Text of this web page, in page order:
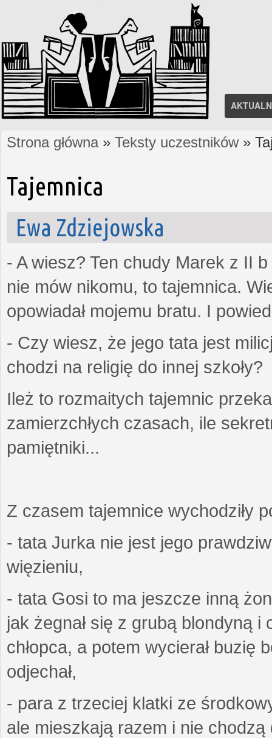
Jesteś tutaj
Strona główna» Teksty uczestników»
Tajemnica
Ewa Zdziejowska
- A wiesz? Ten chudy Marek z II
nie mów nikomu, to tajemnica.
opowiadał mojemu bratu. I
- Czy wiesz, że jego tata jest
chodzi na religię do innej szkoły?
Ileż to rozmaitych tajemnic
zamierzchłych czasach, ile
pamiętniki...
Z czasem tajemnice wychodziły
- tata Jurka nie jest jego
więzieniu,
- tata Gosi to ma jeszcze inną
jak żegnał się z grubą blondyną i
chłopca, a potem wycierał buzię
odjechał,
- para z trzeciej klatki ze
ale mieszkają razem i nie